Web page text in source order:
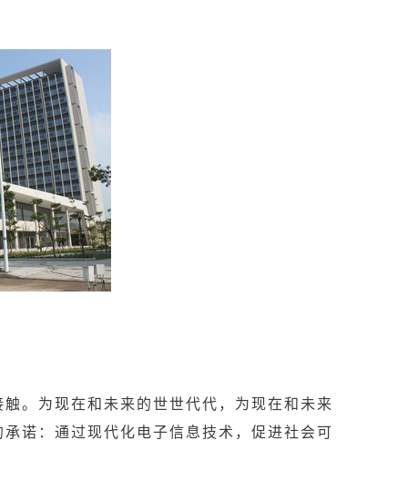
为现在和未来的世世代代，为现在和未来
诺：通过现代化电子信息技术，促进社会可